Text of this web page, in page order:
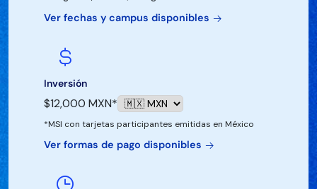
Ver fechas y campus disponibles
Inversión
$12,000 MXN*
*MSI con tarjetas participantes emitidas en México
Ver formas de pago disponibles